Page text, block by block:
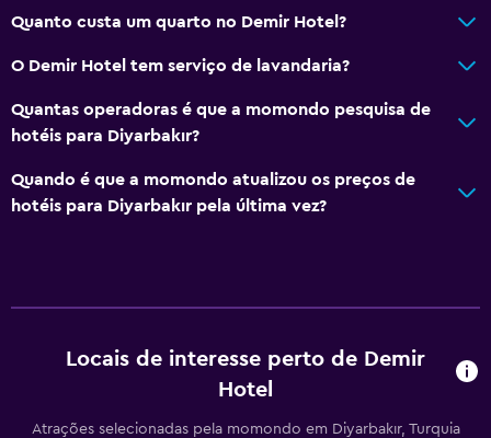
Wi-Fi gratuito
Wi-Fi disponível em todas as áreas
Internet
Roupa de cama
Toalhas
Aquecimento
Atoalhados (taxa extra)
Quanto custa um quarto no Demir Hotel?
O Demir Hotel tem serviço de lavandaria?
Quantas operadoras é que a momondo pesquisa de
hotéis para Diyarbakır?
Quando é que a momondo atualizou os preços de
hotéis para Diyarbakır pela última vez?
Locais de interesse perto de Demir
Hotel
Atrações selecionadas pela momondo em Diyarbakır, Turquia